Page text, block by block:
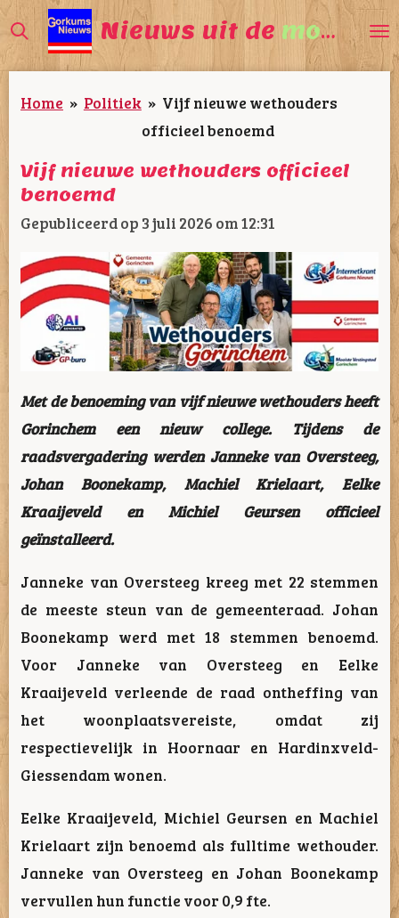
Ga
direct
naar
de
Nieuws uit de mooiste
Home » Politiek » Vijf nieuwe wethouders
officieel benoemd
Vijf nieuwe wethouders officieel
benoemd
Gepubliceerd op 3 juli 2026 om 12:31
Met de benoeming van vijf nieuwe wethouders heeft
Gorinchem een nieuw college. Tijdens de
raadsvergadering werden Janneke van Oversteeg,
Johan Boonekamp, Machiel Krielaart, Eelke
Kraaijeveld en Michiel Geursen officieel
geïnstalleerd.
Janneke van Oversteeg kreeg met 22 stemmen
de meeste steun van de gemeenteraad. Johan
Boonekamp werd met 18 stemmen benoemd.
Voor Janneke van Oversteeg en Eelke
Kraaijeveld verleende de raad ontheffing van
het woonplaatsvereiste, omdat zij
respectievelijk in Hoornaar en Hardinxveld-
Giessendam wonen.
Eelke Kraaijeveld, Michiel Geursen en Machiel
Krielaart zijn benoemd als fulltime wethouder.
Janneke van Oversteeg en Johan Boonekamp
vervullen hun functie voor 0,9 fte.